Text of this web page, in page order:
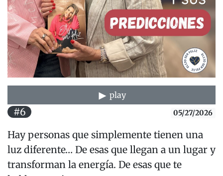
play
#6 05/27/2026
Hay personas que simplemente tienen una
luz diferente… De esas que llegan a un lugar y
transforman la energía. De esas que te